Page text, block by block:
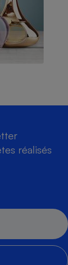
réalisés